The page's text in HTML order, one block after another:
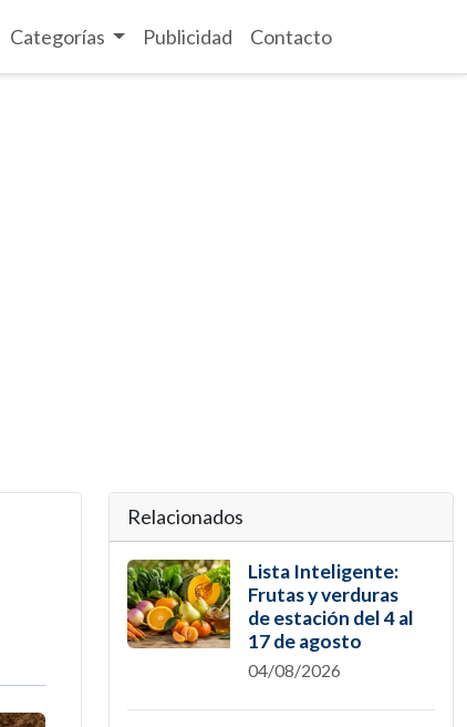
Categorías Publicidad Contacto
Relacionados
Lista Inteligente:
Frutas y verduras
de estación del 4 al
17 de agosto
04/08/2026